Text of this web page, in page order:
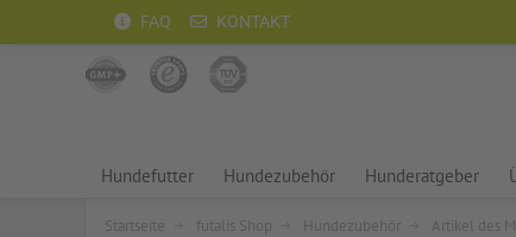
FAQ KONTAKT
Hundefutter Hundezubehör Hunderatgeber
Startseite futalis Shop Hundezubehör Artikel des